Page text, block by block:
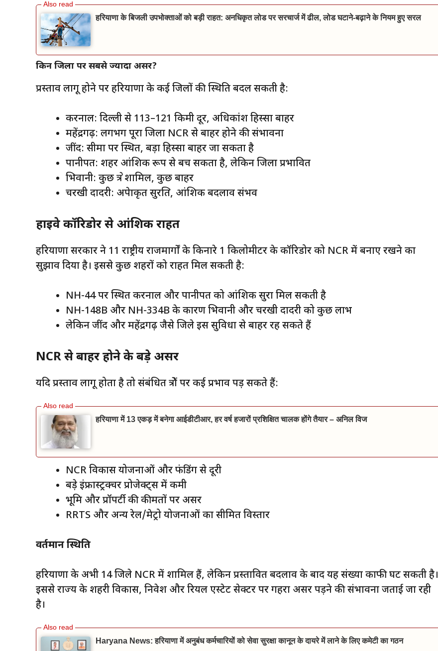
हरियाणा के बिजली उपभोक्ताओं को बड़ी राहत: अनधिकृत लोड पर सरचार्ज में ढील, लोड घटाने-बढ़ाने के नियम हुए सरल
किन जिलों पर सबसे ज्यादा असर?
प्रस्ताव लागू होने पर हरियाणा के कई जिलों की स्थिति बदल सकती है:
करनाल: दिल्ली से 113–121 किमी दूर, अधिकांश हिस्सा बाहर
महेंद्रगढ़: लगभग पूरा जिला NCR से बाहर होने की संभावना
जींद: सीमा पर स्थित, बड़ा हिस्सा बाहर जा सकता है
पानीपत: शहर आंशिक रूप से बच सकता है, लेकिन जिला प्रभावित
भिवानी: कुछ क्षेत्र शामिल, कुछ बाहर
चरखी दादरी: अपेक्षाकृत सुरक्षित, आंशिक बदलाव संभव
हाईवे कॉरिडोर से आंशिक राहत
हरियाणा सरकार ने 11 राष्ट्रीय राजमार्गों के किनारे 1 किलोमीटर के कॉरिडोर को NCR में बनाए रखने का
सुझाव दिया है। इससे कुछ शहरों को राहत मिल सकती है:
NH-44 पर स्थित करनाल और पानीपत को आंशिक सुरक्षा मिल सकती है
NH-148B और NH-334B के कारण भिवानी और चरखी दादरी को कुछ लाभ
लेकिन जींद और महेंद्रगढ़ जैसे जिले इस सुविधा से बाहर रह सकते हैं
NCR से बाहर होने के बड़े असर
यदि प्रस्ताव लागू होता है तो संबंधित क्षेत्रों पर कई प्रभाव पड़ सकते हैं:
हरियाणा में 13 एकड़ में बनेगा आईडीटीआर, हर वर्ष हजारों प्रशिक्षित चालक होंगे तैयार – अनिल विज
NCR विकास योजनाओं और फंडिंग से दूरी
बड़े इंफ्रास्ट्रक्चर प्रोजेक्ट्स में कमी
भूमि और प्रॉपर्टी की कीमतों पर असर
RRTS और अन्य रेल/मेट्रो योजनाओं का सीमित विस्तार
वर्तमान स्थिति
हरियाणा के अभी 14 जिले NCR में शामिल हैं, लेकिन प्रस्तावित बदलाव के बाद यह संख्या काफी घट सकती है।
इससे राज्य के शहरी विकास, निवेश और रियल एस्टेट सेक्टर पर गहरा असर पड़ने की संभावना जताई जा रही
है।
Haryana News: हरियाणा में अनुबंध कर्मचारियों को सेवा सुरक्षा कानून के दायरे में लाने के लिए कमेटी का गठन